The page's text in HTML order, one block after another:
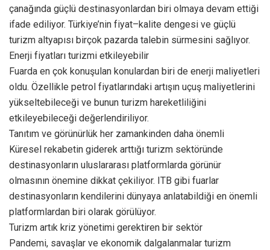
çanağında güçlü destinasyonlardan biri olmaya devam ettiği
ifade ediliyor. Türkiye’nin fiyat–kalite dengesi ve güçlü
turizm altyapısı birçok pazarda talebin sürmesini sağlıyor.
Enerji fiyatları turizmi etkileyebilir
Fuarda en çok konuşulan konulardan biri de enerji maliyetleri
oldu. Özellikle petrol fiyatlarındaki artışın uçuş maliyetlerini
yükseltebileceği ve bunun turizm hareketliliğini
etkileyebileceği değerlendiriliyor.
Tanıtım ve görünürlük her zamankinden daha önemli
Küresel rekabetin giderek arttığı turizm sektöründe
destinasyonların uluslararası platformlarda görünür
olmasının önemine dikkat çekiliyor. ITB gibi fuarlar
destinasyonların kendilerini dünyaya anlatabildiği en önemli
platformlardan biri olarak görülüyor.
Turizm artık kriz yönetimi gerektiren bir sektör
Pandemi, savaşlar ve ekonomik dalgalanmalar turizm